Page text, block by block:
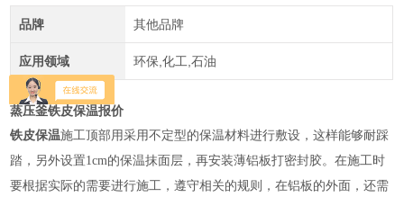
品牌 其他品牌
应用领域 环保,化工,石油
蒸压釜铁皮保温报价
铁皮保温施工顶部用采用不定型的保温材料进行敷设，这样能够耐踩
踏，另外设置1cm的保温抹面层，再安装薄铝板打密封胶。在施工时
要根据实际的需要进行施工，遵守相关的规则，在铝板的外面，还需